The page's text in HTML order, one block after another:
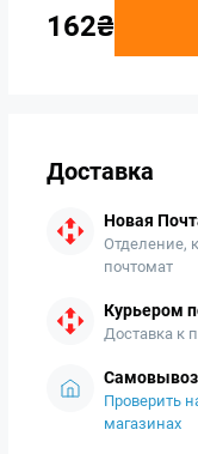
162₴
Доставка
Новая
Отделение,
почтомат
Курьером
Доставка к
Самовывоз
Проверить
магазинах